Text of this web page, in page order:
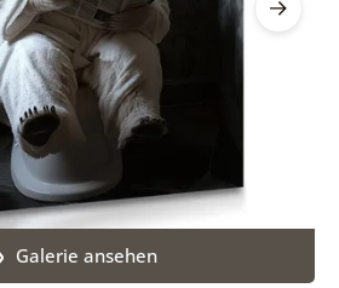
Galerie ansehen